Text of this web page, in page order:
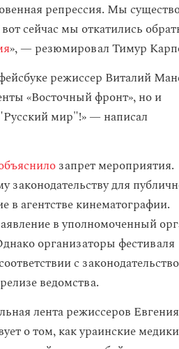
репрессия. Мы
сейчас мы откатились
», — резюмировал Тимур
режиссер Виталий
«Восточный фронт», но и
мир"!» — написал
запрет мероприятия.
для
в агентстве кинематографии.
в уполномоченный
организаторы фестиваля
с
ведомства.
лента режиссеров Евгения
о том, как ураинские